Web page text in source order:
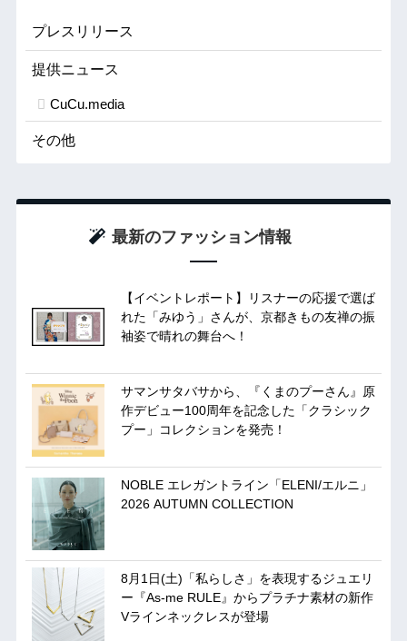
プレスリリース
提供ニュース
CuCu.media
その他
最新のファッション情報
【イベントレポート】リスナーの応援で選ば
れた「みゆう」さんが、京都きもの友禅の振
袖姿で晴れの舞台へ！
サマンサタバサから、『くまのプーさん』原
作デビュー100周年を記念した「クラシック
プー」コレクションを発売！
NOBLE エレガントライン「ELENI/エルニ」
2026 AUTUMN COLLECTION
8月1日(土)「私らしさ」を表現するジュエリ
ー『As-me RULE』からプラチナ素材の新作
Vラインネックレスが登場